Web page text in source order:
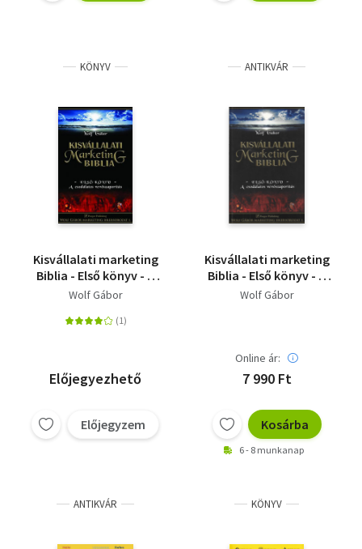
KÖNYV
Kisvállalati marketing
Biblia - Első könyv - A
csodálatos
Wolf Gábor
Előjegyezhető
Előjegyzem
ANTIKVÁR
Kisvállalati marketing
Biblia - Első könyv - A
csodálatos
Wolf Gábor
Online ár:
7 990 Ft
Kosárba
6 - 8 munkanap
ANTIKVÁR KÖNYV